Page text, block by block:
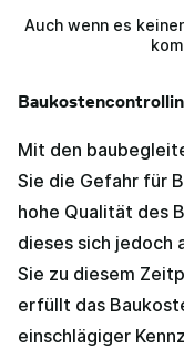
Auch wenn es
Mit den
Sie die Gefahr für
hohe Qualität des
dieses sich jedoch
Sie zu diesem
erfüllt das
einschlägiger